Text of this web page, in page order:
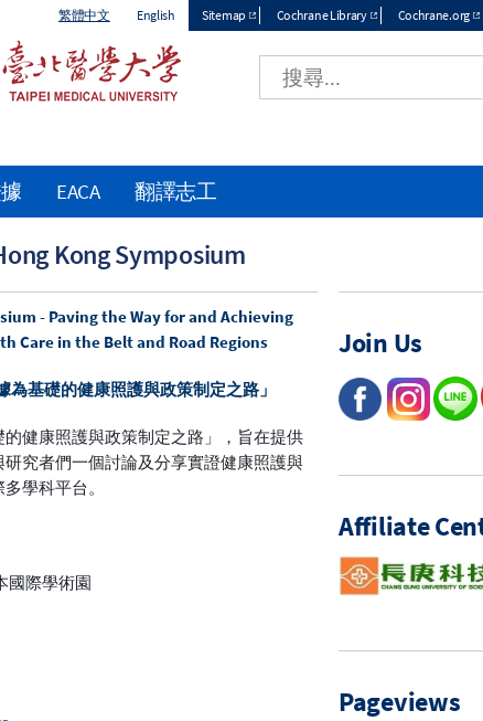
繁體中文 English Sitemap Cochrane Library Cochrane.org
Kong Symposium
- Paving the Way for and Achieving
Care in the Belt and Road Regions
為基礎的健康照護與政策制定之路」
健康照護與政策制定之路」，旨在提供
究者們一個討論及分享實證健康照護與
學科平台。
國際學術園
Join Us
Affiliate
Pageviews
EACA 翻譯志工